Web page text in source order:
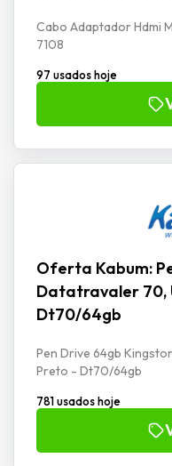
Cabo Adaptador Hdmi
7108
97 usados hoje
Oferta Kabum:
Datatravaler 70,
Dt70/64gb
Pen Drive 64gb
Preto - Dt70/64gb
781 usados hoje